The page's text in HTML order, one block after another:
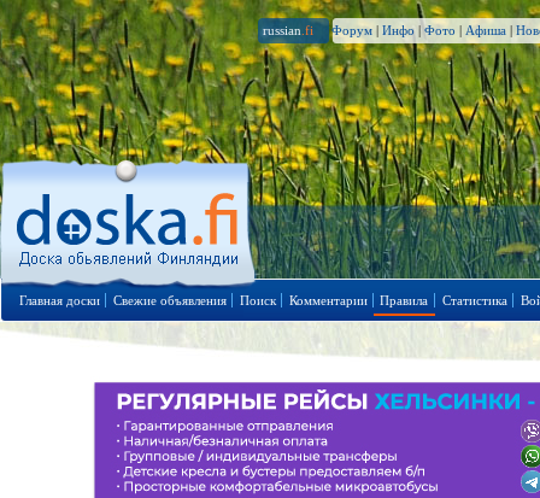
russian .fi Форум | Инфо | Фото | Афиша |
Главная доски Свежие объявления Поиск Комментарии Правила Статистика